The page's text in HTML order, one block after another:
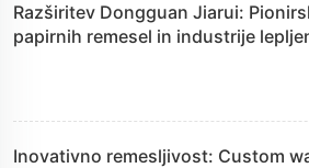
Razširitev Dongguan Jiarui:
papirnih remesel in industrije
Inovativno remesljivost: Custom